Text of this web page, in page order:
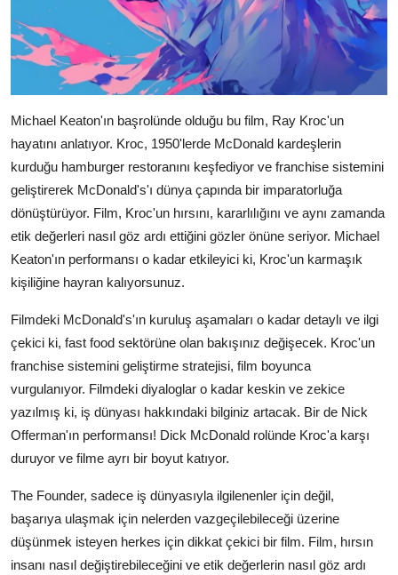
Michael Keaton'ın başrolünde olduğu bu film, Ray Kroc'un
hayatını anlatıyor. Kroc, 1950'lerde McDonald kardeşlerin
kurduğu hamburger restoranını keşfediyor ve franchise sistemini
geliştirerek McDonald's'ı dünya çapında bir imparatorluğa
dönüştürüyor. Film, Kroc'un hırsını, kararlılığını ve aynı zamanda
etik değerleri nasıl göz ardı ettiğini gözler önüne seriyor. Michael
Keaton'ın performansı o kadar etkileyici ki, Kroc'un karmaşık
kişiliğine hayran kalıyorsunuz.
Filmdeki McDonald's'ın kuruluş aşamaları o kadar detaylı ve ilgi
çekici ki, fast food sektörüne olan bakışınız değişecek. Kroc'un
franchise sistemini geliştirme stratejisi, film boyunca
vurgulanıyor. Filmdeki diyaloglar o kadar keskin ve zekice
yazılmış ki, iş dünyası hakkındaki bilginiz artacak. Bir de Nick
Offerman'ın performansı! Dick McDonald rolünde Kroc'a karşı
duruyor ve filme ayrı bir boyut katıyor.
The Founder, sadece iş dünyasıyla ilgilenenler için değil,
başarıya ulaşmak için nelerden vazgeçilebileceği üzerine
düşünmek isteyen herkes için dikkat çekici bir film. Film, hırsın
insanı nasıl değiştirebileceğini ve etik değerlerin nasıl göz ardı